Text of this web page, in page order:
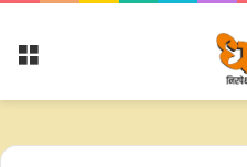
Menu